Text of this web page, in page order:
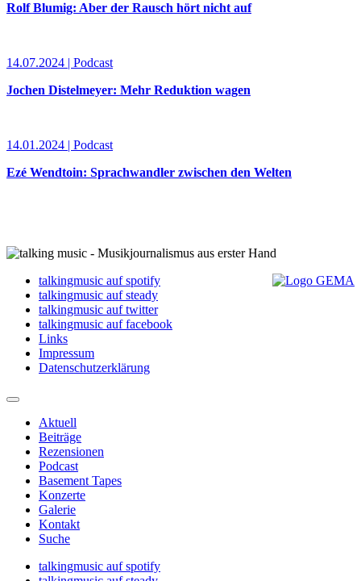
Rolf Blumig: Aber der Rausch hört nicht auf
14.07.2024 | Podcast
Jochen Distelmeyer: Mehr Reduktion wagen
14.01.2024 | Podcast
Ezé Wendtoin: Sprachwandler zwischen den Welten
talkingmusic auf spotify
talkingmusic auf steady
talkingmusic auf twitter
talkingmusic auf facebook
Links
Impressum
Datenschutzerklärung
Aktuell
Beiträge
Rezensionen
Podcast
Basement Tapes
Konzerte
Galerie
Kontakt
Suche
talkingmusic auf spotify